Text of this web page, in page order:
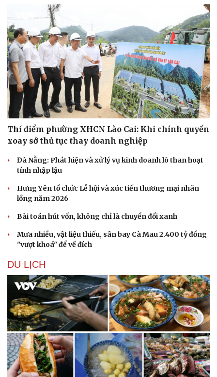
Doanh nghiệp
Thông tin doanh nghiệp
Doanh nghiệp 24h
Doanh nhân
Vì cộng đồng
Công nghệ
Sành điệu
Tin Công nghệ
Trải nghiệm
Chuyển đổi số
Thí điểm phường XHCN Lào Cai: Khi chính quyền
xoay sở thủ tục thay doanh nghiệp
Đà Nẵng: Phát hiện và xử lý vụ kinh doanh lô than hoạt
tính nhập lậu
Hưng Yên tổ chức Lễ hội và xúc tiến thương mại nhãn
lồng năm 2026
Bài toán hút vốn, không chỉ là chuyển đổi xanh
Mưa nhiều, vật liệu thiếu, sân bay Cà Mau 2.400 tỷ đồng
"vượt khoá" để về đích
DU LỊCH